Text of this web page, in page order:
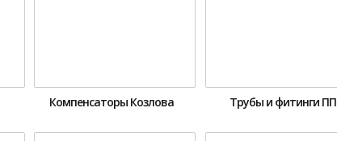
Компенсаторы Козлова Трубы и фитинги ПП